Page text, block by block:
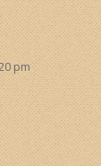
pm